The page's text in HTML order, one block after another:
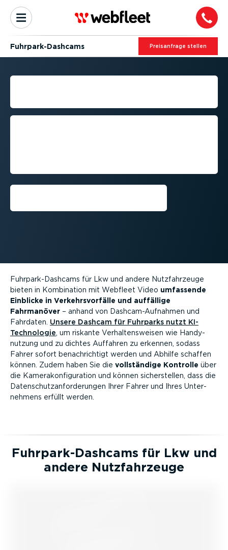
Fuhrpar­k-Da­shcams Preis­an­frage stellen
DASHCAM FÜR IHREN
Kombinieren Sie KI-ge­stützte Dashcams
Fuhrpar­k-Da­shcams für Lkw und andere Nutzfahr­zeuge
bieten in Kombination mit Webfleet Video umfassende
Einblicke in Verkehrs­vor­fälle und auffällige
Fahrmanöver – anhand von Dashcam-­Auf­nahmen und
Fahrdaten. Unsere Dashcam für Fuhrparks nutzt KI-
Tech­no­logie , um riskante Verhal­tens­weisen wie Handy­
nutzung und zu dichtes Auffahren zu erkennen, sodass
Fahrer sofort benach­richtigt werden und Abhilfe schaffen
können. Zudem haben Sie die vollständige Kontrolle über
die Kamera­kon­fi­gu­ration und können sicher­stellen, dass die
Daten­schutz­an­for­de­rungen Ihrer Fahrer und Ihres Unter­
nehmens erfüllt werden.
Fuhrpar­k-Da­shcams für Lkw und
andere Nutzfahr­zeuge